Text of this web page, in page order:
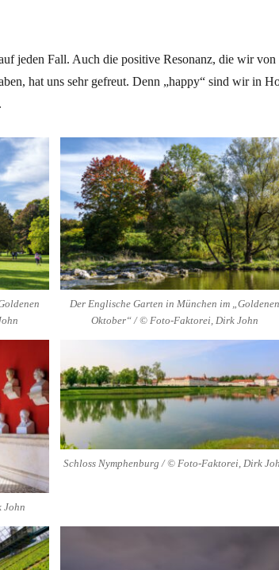
jeden Fall. Auch die positive Resonanz, die wir von
hat uns sehr gefreut. Denn „happy“ sind wir in
Der Englische Garten in München im „Goldenen
Oktober“ / © Foto-Faktorei, Dirk John
John
Schloss Nymphenburg / © Foto-Faktorei, Dirk